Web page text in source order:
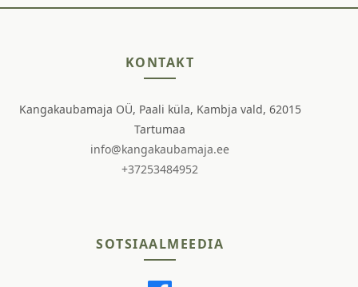
KONTAKT
Kangakaubamaja OÜ, Paali küla, Kambja vald, 62015
Tartumaa
info@kangakaubamaja.ee
+37253484952
SOTSIAALMEEDIA